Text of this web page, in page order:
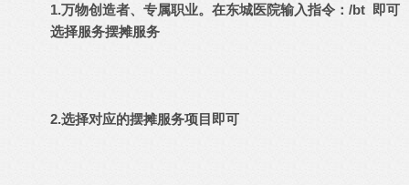
1.万物创造者、专属职业。在东城医院输入指令：/bt 即可
选择服务摆摊服务
2.选择对应的摆摊服务项目即可